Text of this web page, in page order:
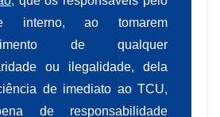
interno, ao tomarem
de qualquer
ou ilegalidade, dela
de imediato ao TCU,
de responsabilidade